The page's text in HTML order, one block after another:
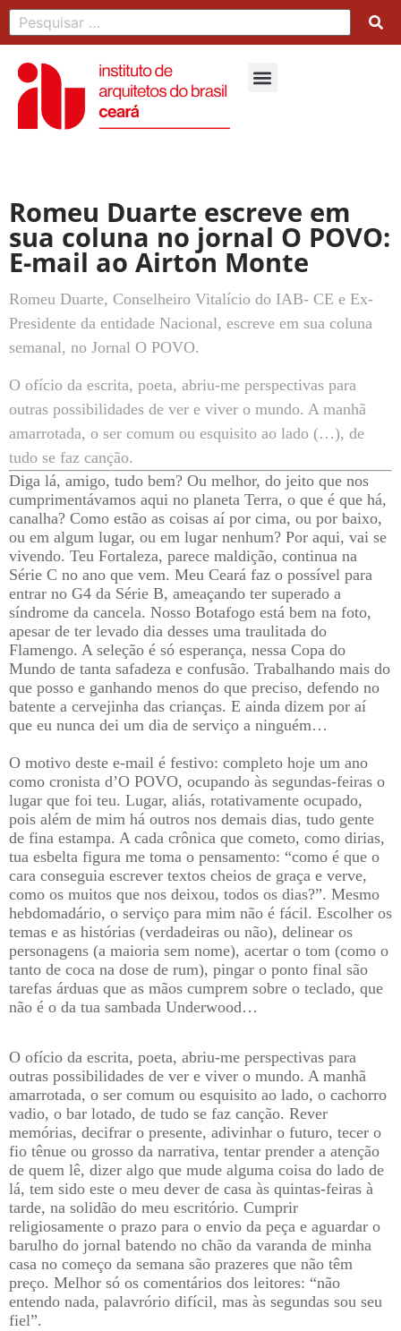
Romeu Duarte escreve em
sua coluna no jornal O POVO:
E-mail ao Airton Monte
Romeu Duarte, Conselheiro Vitalício do IAB- CE e Ex-
Presidente da entidade Nacional, escreve em sua coluna
semanal, no Jornal O POVO.
O ofício da escrita, poeta, abriu-me perspectivas para
outras possibilidades de ver e viver o mundo. A manhã
amarrotada, o ser comum ou esquisito ao lado (…), de
tudo se faz canção.
Diga lá, amigo, tudo bem? Ou melhor, do jeito que nos
cumprimentávamos aqui no planeta Terra, o que é que há,
canalha? Como estão as coisas aí por cima, ou por baixo,
ou em algum lugar, ou em lugar nenhum? Por aqui, vai se
vivendo. Teu Fortaleza, parece maldição, continua na
Série C no ano que vem. Meu Ceará faz o possível para
entrar no G4 da Série B, ameaçando ter superado a
síndrome da cancela. Nosso Botafogo está bem na foto,
apesar de ter levado dia desses uma traulitada do
Flamengo. A seleção é só esperança, nessa Copa do
Mundo de tanta safadeza e confusão. Trabalhando mais do
que posso e ganhando menos do que preciso, defendo no
batente a cervejinha das crianças. E ainda dizem por aí
que eu nunca dei um dia de serviço a ninguém…
O motivo deste e-mail é festivo: completo hoje um ano
como cronista d’O POVO, ocupando às segundas-feiras o
lugar que foi teu. Lugar, aliás, rotativamente ocupado,
pois além de mim há outros nos demais dias, tudo gente
de fina estampa. A cada crônica que cometo, como dirias,
tua esbelta figura me toma o pensamento: “como é que o
cara conseguia escrever textos cheios de graça e verve,
como os muitos que nos deixou, todos os dias?”. Mesmo
hebdomadário, o serviço para mim não é fácil. Escolher os
temas e as histórias (verdadeiras ou não), delinear os
personagens (a maioria sem nome), acertar o tom (como o
tanto de coca na dose de rum), pingar o ponto final são
tarefas árduas que as mãos cumprem sobre o teclado, que
não é o da tua sambada Underwood…
O ofício da escrita, poeta, abriu-me perspectivas para
outras possibilidades de ver e viver o mundo. A manhã
amarrotada, o ser comum ou esquisito ao lado, o cachorro
vadio, o bar lotado, de tudo se faz canção. Rever
memórias, decifrar o presente, adivinhar o futuro, tecer o
fio tênue ou grosso da narrativa, tentar prender a atenção
de quem lê, dizer algo que mude alguma coisa do lado de
lá, tem sido este o meu dever de casa às quintas-feiras à
tarde, na solidão do meu escritório. Cumprir
religiosamente o prazo para o envio da peça e aguardar o
barulho do jornal batendo no chão da varanda de minha
casa no começo da semana são prazeres que não têm
preço. Melhor só os comentários dos leitores: “não
entendo nada, palavrório difícil, mas às segundas sou seu
fiel”.